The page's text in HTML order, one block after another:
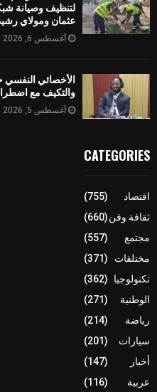
لتنظيف وصيانة
عثمان ومولاي
أغسطس 6, 2026
الأخصائي النفسي
والتكيف مع
أغسطس 5, 2026
CATEGORIES
اقتصاد
(755)
ثقافة وفن(660)
مجتمع
(557)
مختلفات
(371)
تكنولوجيا
(362)
الوطنية
(271)
رياضة
(214)
سيارات
(201)
أخبار
(147)
عربية
(116)